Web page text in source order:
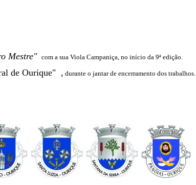
Mestre" com a sua Viola Campaniça, no início da 9ª edição.
de Ourique" , durante o jantar de encerramento dos trabalhos.